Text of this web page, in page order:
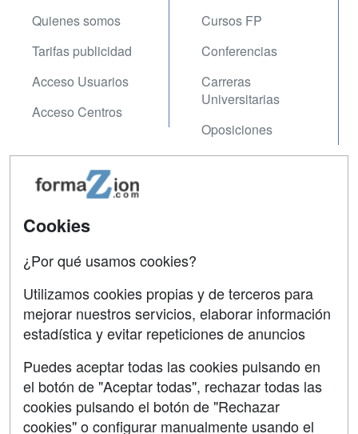
Quienes somos
Tarifas publicidad
Acceso Usuarios
Acceso Centros
Cursos FP
Conferencias
Carreras
Universitarias
Oposiciones
Contactar
Aviso legal
Copyleft
Cookies
¿Por qué usamos cookies?
Utilizamos cookies propias y de terceros para
mejorar nuestros servicios, elaborar información
estadística y evitar repeticiones de anuncios
Puedes aceptar todas las cookies pulsando en
el botón de "Aceptar todas", rechazar todas las
cookies pulsando el botón de "Rechazar
cookies" o configurar manualmente usando el